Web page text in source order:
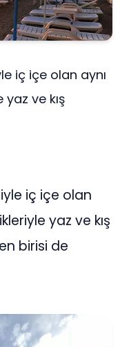
iç içe olan aynı
ve kış
iç içe olan
yaz ve kış
birisi de